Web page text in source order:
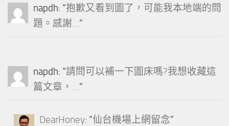
napdh: “抱歉又看到圖了，可能我本地端的問
題。感謝…”
napdh: “請問可以補一下圖床嗎?我想收藏這
篇文章，…”
DearHoney: “仙台機場上網留念”